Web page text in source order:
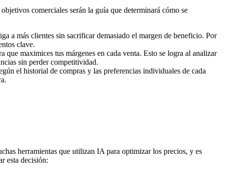
comerciales serán la guía que determinará cómo se
a más clientes sin sacrificar demasiado el margen de beneficio. Por
clave.
maximices tus márgenes en cada venta. Esto se logra al analizar
sin perder competitividad.
el historial de compras y las preferencias individuales de cada
herramientas que utilizan IA para optimizar los precios, y es
esta decisión: